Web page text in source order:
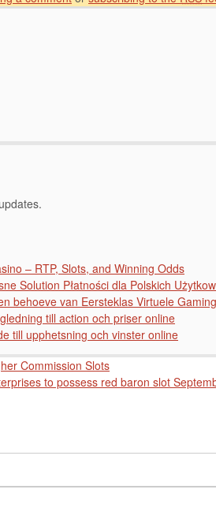
– RTP, Slots, and Winning Odds
Solution Płatności dla Polskich
behoeve van Eersteklas Virtuele Gaming
till action och priser online
till upphetsning och vinster online
Commission Slots
to possess red baron slot